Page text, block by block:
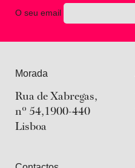
O seu email
Morada
Rua de Xabregas,
nº 54,1900-440
Lisboa